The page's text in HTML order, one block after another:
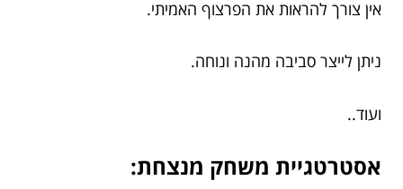
אין צורך להראות את הפרצוף האמיתי.
ניתן לייצר סביבה מהנה ונוחה.
ועוד..
אסטרטגיית משחק מנצחת: